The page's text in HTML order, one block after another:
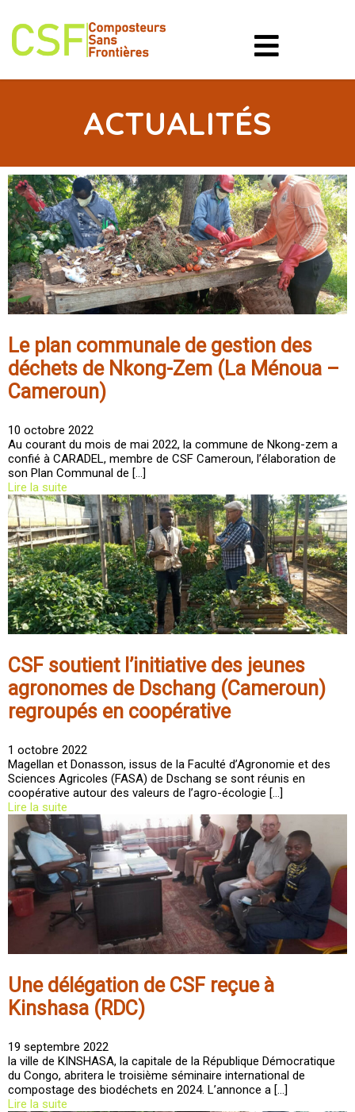
ACTUALITÉS
Le plan communale de gestion des
déchets de Nkong-Zem (La Ménoua –
Cameroun)
10 octobre 2022
Au courant du mois de mai 2022, la commune de Nkong-zem a
confié à CARADEL, membre de CSF Cameroun, l’élaboration de
son Plan Communal de […]
Lire la suite
CSF soutient l’initiative des jeunes
agronomes de Dschang (Cameroun)
regroupés en coopérative
1 octobre 2022
Magellan et Donasson, issus de la Faculté d’Agronomie et des
Sciences Agricoles (FASA) de Dschang se sont réunis en
coopérative autour des valeurs de l’agro-écologie […]
Lire la suite
Une délégation de CSF reçue à
Kinshasa (RDC)
19 septembre 2022
la ville de KINSHASA, la capitale de la République Démocratique
du Congo, abritera le troisième séminaire international de
compostage des biodéchets en 2024. L’annonce a […]
Lire la suite